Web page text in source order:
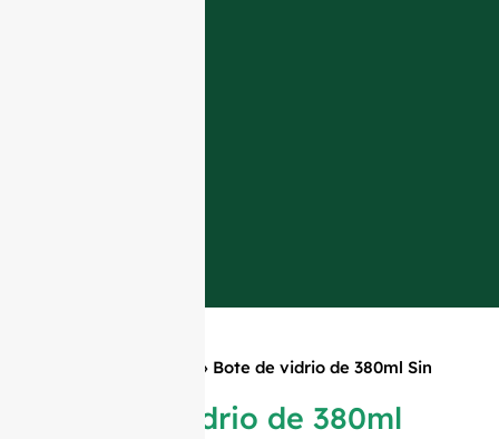
» Bote de vidrio de 380ml Sin
Bote de vidrio de 380ml